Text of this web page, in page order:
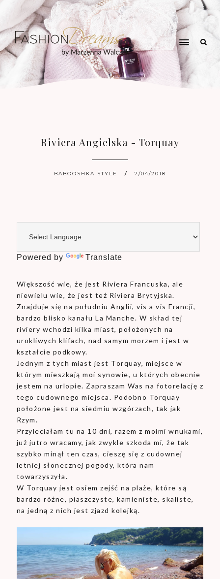
Riviera Angielska - Torquay
BABOOSHKA STYLE 7/04/2018
Powered by Translate
Większość wie, że jest Riviera Francuska, ale
niewielu wie, że jest też Riviera Brytyjska.
Znajduje się na południu Anglii, vis a vis Francji,
bardzo blisko kanału La Manche. W skład tej
riviery wchodzi kilka miast, położonych na
urokliwych klifach, nad samym morzem i jest w
kształcie podkowy.
Jednym z tych miast jest Torquay, miejsce w
którym mieszkają moi synowie, u których obecnie
jestem na urlopie. Zapraszam Was na fotorelację z
tego cudownego miejsca. Podobno Torquay
położone jest na siedmiu wzgórzach, tak jak
Rzym.
Przyleciałam tu na 10 dni, razem z moimi wnukami,
już jutro wracamy, jak zwykle szkoda mi, że tak
szybko minął ten czas, cieszę się z cudownej
letniej słonecznej pogody, która nam
towarzyszyła.
W Torquay jest osiem zejść na plaże, które są
bardzo różne, piaszczyste, kamieniste, skaliste,
na jedną z nich jest zjazd kolejką.